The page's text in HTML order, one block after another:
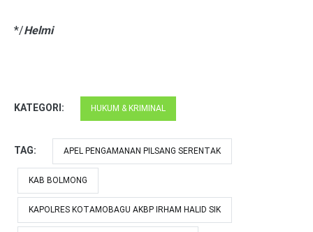
*/Helmi
KATEGORI: HUKUM & KRIMINAL
TAG: APEL PENGAMANAN PILSANG SERENTAK
KAB BOLMONG
KAPOLRES KOTAMOBAGU AKBP IRHAM HALID SIK